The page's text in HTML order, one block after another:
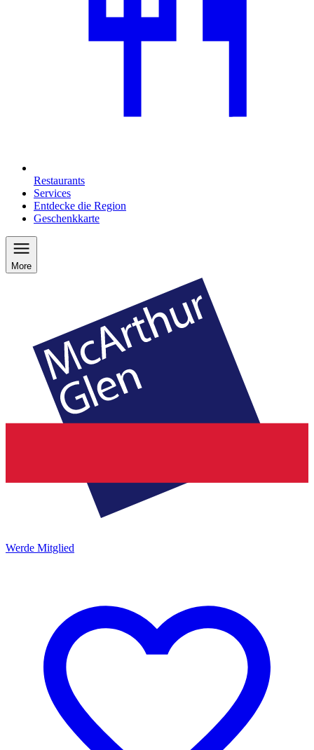
Restaurants
Services
Entdecke die Region
Geschenkkarte
More
Werde Mitglied